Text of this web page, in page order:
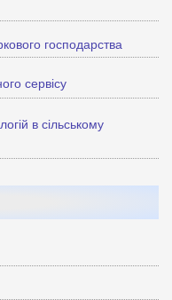
господарства
сервісу
в сільському